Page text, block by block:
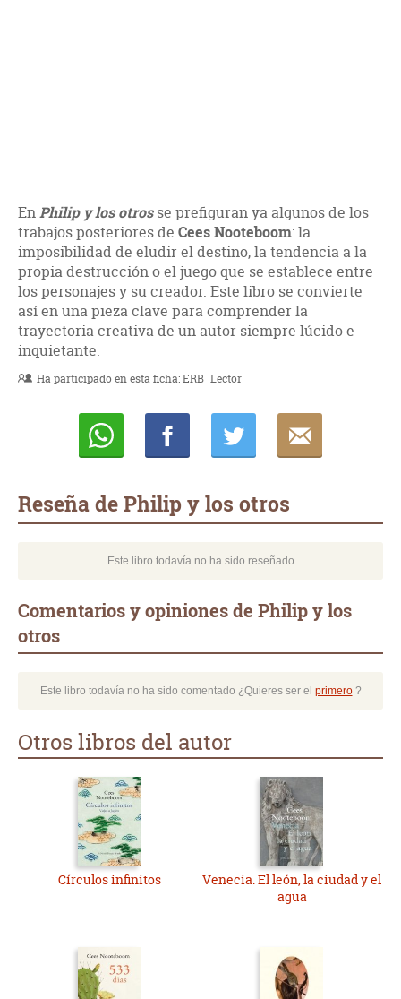
En Philip y los otrosse prefiguran ya algunos de los
trabajos posteriores de Cees Nooteboom: la
imposibilidad de eludir el destino, la tendencia a la
propia destrucción o el juego que se establece entre
los personajes y su creador. Este libro se convierte
así en una pieza clave para comprender la
trayectoria creativa de un autor siempre lúcido e
inquietante.
Ha participado en esta ficha:ERB_Lector
Reseña de Philip y los otros
Este libro todavía no ha sido reseñado
Comentarios y opiniones de Philip y los
otros
Este libro todavía no ha sido comentado ¿Quieres ser el primero?
Otros libros del autor
Círculos infinitos
Venecia. El león, la ciudad y el
agua